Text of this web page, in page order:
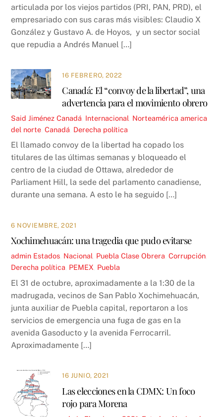
articulada por los viejos partidos (PRI, PAN, PRD), el
empresariado con sus caras más visibles: Claudio X
González y Gustavo A. de Hoyos, y un sector social
que repudia a Andrés Manuel […]
16 FEBRERO, 2022
Canadá: El “convoy de la libertad”, una
advertencia para el movimiento obrero
Said Jiménez Canadá Internacional Norteamérica america
del norte ,Canadá Derecha política
El llamado convoy de la libertad ha copado los
titulares de las últimas semanas y bloqueado el
centro de la ciudad de Ottawa, alrededor de
Parliament Hill, la sede del parlamento canadiense,
durante una semana. A esto le ha seguido […]
6 NOVIEMBRE, 2021
Xochimehuacán: una tragedia que pudo evitarse
admin Estados Nacional Puebla Clase Obrera ,Corrupción
Derecha política PEMEX Puebla
El 31 de octubre, aproximadamente a la 1:30 de la
madrugada, vecinos de San Pablo Xochimehuacán,
junta auxiliar de Puebla capital, reportaron a los
servicios de emergencia una fuga de gas en la
avenida Gasoducto y la avenida Ferrocarril.
Aproximadamente […]
16 JUNIO, 2021
Las elecciones en la CDMX: Un foco
rojo para Morena